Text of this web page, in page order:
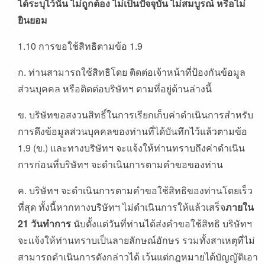
ได้ระบุไว้นั้นไม่ถูกต้องไม่เป็นปัจจุบันไม่สมบูรณ์ หรือไม่
ยินยอม
1.10 การขอใช้สิทธิตามข้อ 1.9
ก. ท่านสามารถใช้สิทธิโดย ติดต่อเจ้าหน้าที่ป้องกันข้อมูล
ส่วนบุคคล หรือติดต่อบริษัทฯ ตามที่อยู่ด้านล่างนี้
ข. บริษัทขอสงวนสิทธิ์ในการเรียกเก็บค่าดำเนินการสำหรับ
การดึงข้อมูลส่วนบุคคลของท่านที่ได้บันทึกไว้แล้วตามข้อ
1.9 (ข.) และทางบริษัทฯ จะแจ้งให้ท่านทราบถึงค่าดำเนิน
การก่อนที่บริษัทฯ จะดำเนินการตามคำขอของท่าน
ค. บริษัทฯ จะดำเนินการตามคำขอใช้สิทธิของท่านโดยเร็ว
ที่สุด ทั้งนี้หากทางบริษัทฯ ไม่ดำเนินการให้แล้วเสร็จภายใน
21 วันทำการ นับตั้งแต่วันที่ท่านได้ส่งคำขอใช้สิทธิ บริษัทฯ
จะเเจ้งให้ท่านทราบเป็นลายลักษณ์อักษร รวมทั้งสาเหตุที่ไม่
สามารถดำเนินการดังกล่าวได้ เว้นแต่กฎหมายได้บัญญัติเอา